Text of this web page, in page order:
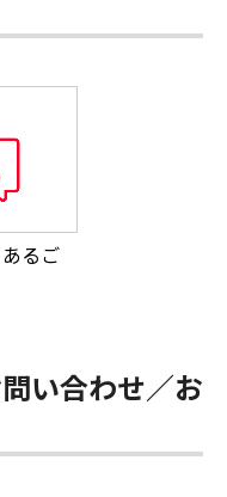
るご
い合わせ／お